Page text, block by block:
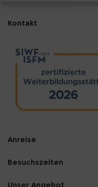
Kontakt
Anreise
Besuchszeiten
Unser Angebot